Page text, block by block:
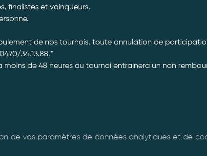
finalistes et vainqueurs.
de nos tournois, toute annulation de
34.13.88.*
de 48 heures du tournoi entrainera un non
de vos paramètres de données analytiques et de